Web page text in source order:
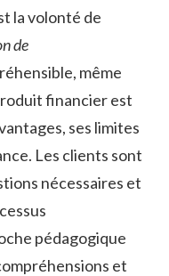
la volonté de
de
même
financier est
ses limites
Les clients sont
nécessaires et
pédagogique
et